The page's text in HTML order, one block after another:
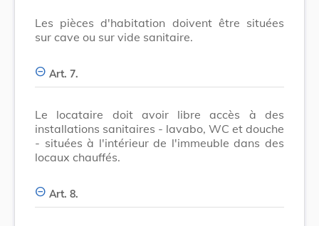
Les pièces d'habitation doivent être situées
sur cave ou sur vide sanitaire.
Art. 7.
Le locataire doit avoir libre accès à des
installations sanitaires - lavabo, WC et douche
- situées à l'intérieur de l'immeuble dans des
locaux chauffés.
Art. 8.